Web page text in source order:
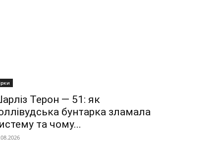
Терон — 51: як
бунтарка зламала
та чому...